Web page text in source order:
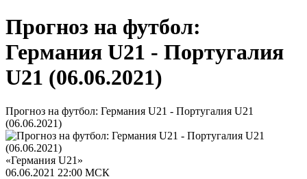
Прогноз на футбол:
Германия U21 - Португалия
U21 (06.06.2021)
Прогноз на футбол: Германия U21 - Португалия U21
(06.06.2021)
«Германия U21»
06.06.2021 22:00 МСК